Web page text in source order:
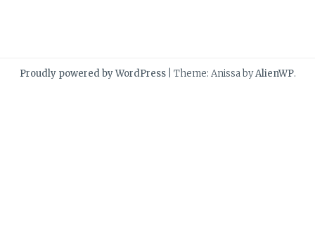
Proudly powered by WordPress Theme: Anissa byAlienWP.